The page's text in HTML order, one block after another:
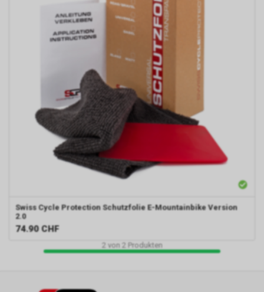
Swiss Cycle Protection Schutzfolie E-Mountainbike Version
2.0
74.90 CHF
2 von 2 Produkten